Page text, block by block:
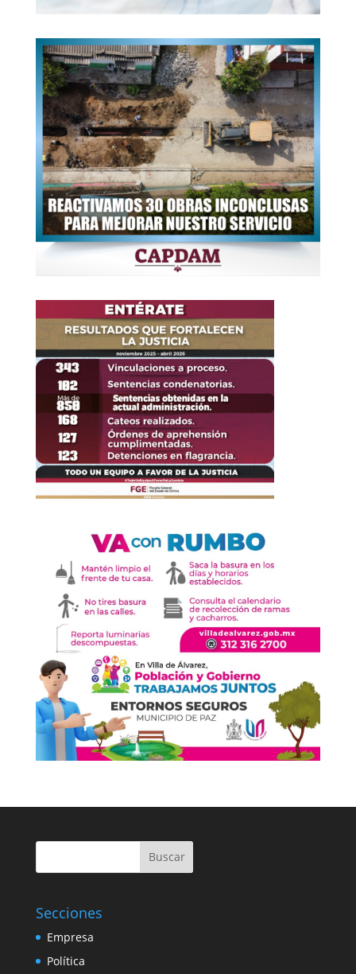
Buscar
Secciones
Empresa
Política